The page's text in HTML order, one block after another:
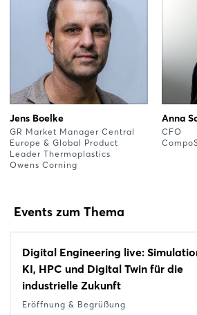
Jens Boelke
GR Market Manager Central
Europe & Global Product
Leader Thermoplastics
Owens Corning
Anna
CFO
Events zum Thema
Digital Engineering live:
KI, HPC und Digital Twin für die
industrielle Zukunft
Eröffnung & Begrüßung